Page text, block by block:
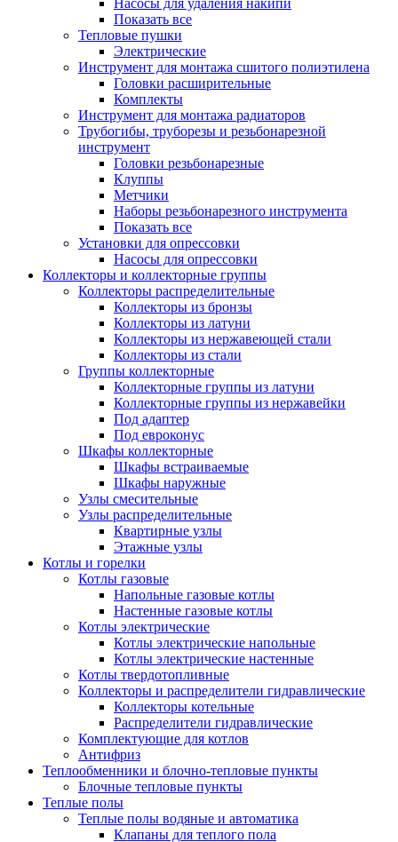
Насосы для удаления накипи
Показать все
Тепловые пушки
Электрические
Инструмент для монтажа сшитого полиэтилена
Головки расширительные
Комплекты
Инструмент для монтажа радиаторов
Трубогибы, труборезы и резьбонарезной
инструмент
Головки резьбонарезные
Клуппы
Метчики
Наборы резьбонарезного инструмента
Показать все
Установки для опрессовки
Насосы для опрессовки
Коллекторы и коллекторные группы
Коллекторы распределительные
Коллекторы из бронзы
Коллекторы из латуни
Коллекторы из нержавеющей стали
Коллекторы из стали
Группы коллекторные
Коллекторные группы из латуни
Коллекторные группы из нержавейки
Под адаптер
Под евроконус
Шкафы коллекторные
Шкафы встраиваемые
Шкафы наружные
Узлы смесительные
Узлы распределительные
Квартирные узлы
Этажные узлы
Котлы и горелки
Котлы газовые
Напольные газовые котлы
Настенные газовые котлы
Котлы электрические
Котлы электрические напольные
Котлы электрические настенные
Котлы твердотопливные
Коллекторы и распределители гидравлические
Коллекторы котельные
Распределители гидравлические
Комплектующие для котлов
Антифриз
Теплообменники и блочно-тепловые пункты
Блочные тепловые пункты
Теплые полы
Теплые полы водяные и автоматика
Клапаны для теплого пола